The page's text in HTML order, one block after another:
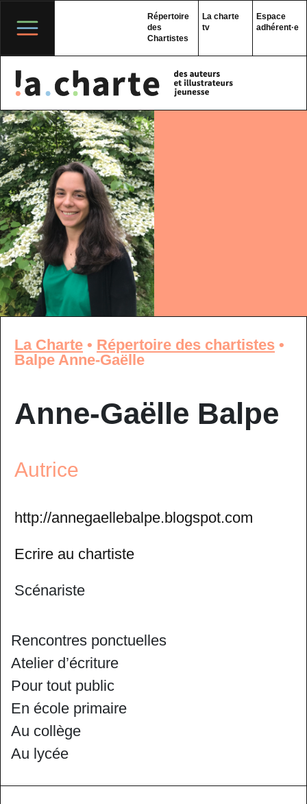
content
Répertoire
des
Chartistes
La charte
tv
Espace
adhérent·e
La Charte • Répertoire des chartistes •
Balpe Anne-Gaëlle
Anne-Gaëlle Balpe
Autrice
http://annegaellebalpe.blogspot.com
Ecrire au chartiste
Scénariste
Rencontres ponctuelles
Atelier d’écriture
Pour tout public
En école primaire
Au collège
Au lycée